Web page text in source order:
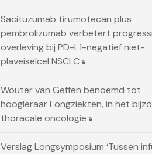
Sacituzumab tirumotecan plus
pembrolizumab verbetert
overleving bij PD-L1-negatief niet-
plaveiselcel NSCLC
Wouter van Geffen benoemd tot
hoogleraar Longziekten, in het
thoracale oncologie
Verslag Longsymposium ‘Tussen